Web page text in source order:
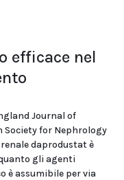
efficace nel
Journal of
Society for Nephrology
daprodustat è
gli agenti
è assumibile per via